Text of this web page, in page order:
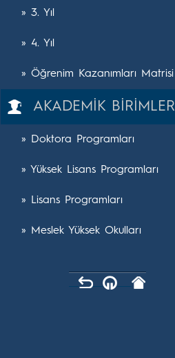
» 3. Yıl
» 4. Yıl
» Öğrenim Kazanımları Matrisi
AKADEMİK BİRİMLER
» Doktora Programları
» Yüksek Lisans Programları
» Lisans Programları
» Meslek Yüksek Okulları